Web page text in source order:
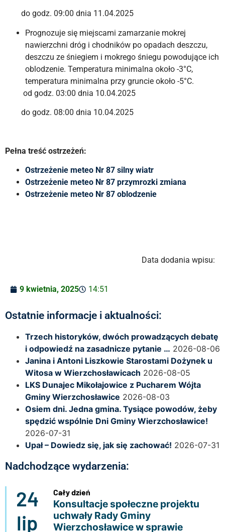
do godz. 09:00 dnia 11.04.2025
Prognozuje się miejscami zamarzanie mokrej
nawierzchni dróg i chodników po opadach deszczu,
deszczu ze śniegiem i mokrego śniegu powodujące ich
oblodzenie. Temperatura minimalna około -3°C,
temperatura minimalna przy gruncie około -5°C.
od godz. 03:00 dnia 10.04.2025
do godz. 08:00 dnia 10.04.2025
Pełna treść ostrzeżeń:
Ostrzeżenie meteo Nr 87 silny wiatr
Ostrzeżenie meteo Nr 87 przymrozki zmiana
Ostrzeżenie meteo Nr 87 oblodzenie
Data dodania wpisu:
9 kwietnia, 2025 14:51
Ostatnie informacje i aktualności:
Trzech historyków, dwóch prowadzących debatę
i odpowiedź na zasadnicze pytanie … 2026-08-06
Janina i Antoni Liszkowie Starostami Dożynek u
Witosa w Wierzchosławicach 2026-08-05
LKS Dunajec Mikołajowice z Pucharem Wójta
Gminy Wierzchosławice 2026-08-03
Osiem dni. Jedna gmina. Tysiące powodów, żeby
spędzić wspólnie Dni Gminy Wierzchosławice!
2026-07-31
Upał – Dowiedz się, jak się zachować! 2026-07-31
Nadchodzące wydarzenia:
24
lip
Cały dzień
Konsultacje społeczne projektu
uchwały Rady Gminy
Wierzchosławice w sprawie